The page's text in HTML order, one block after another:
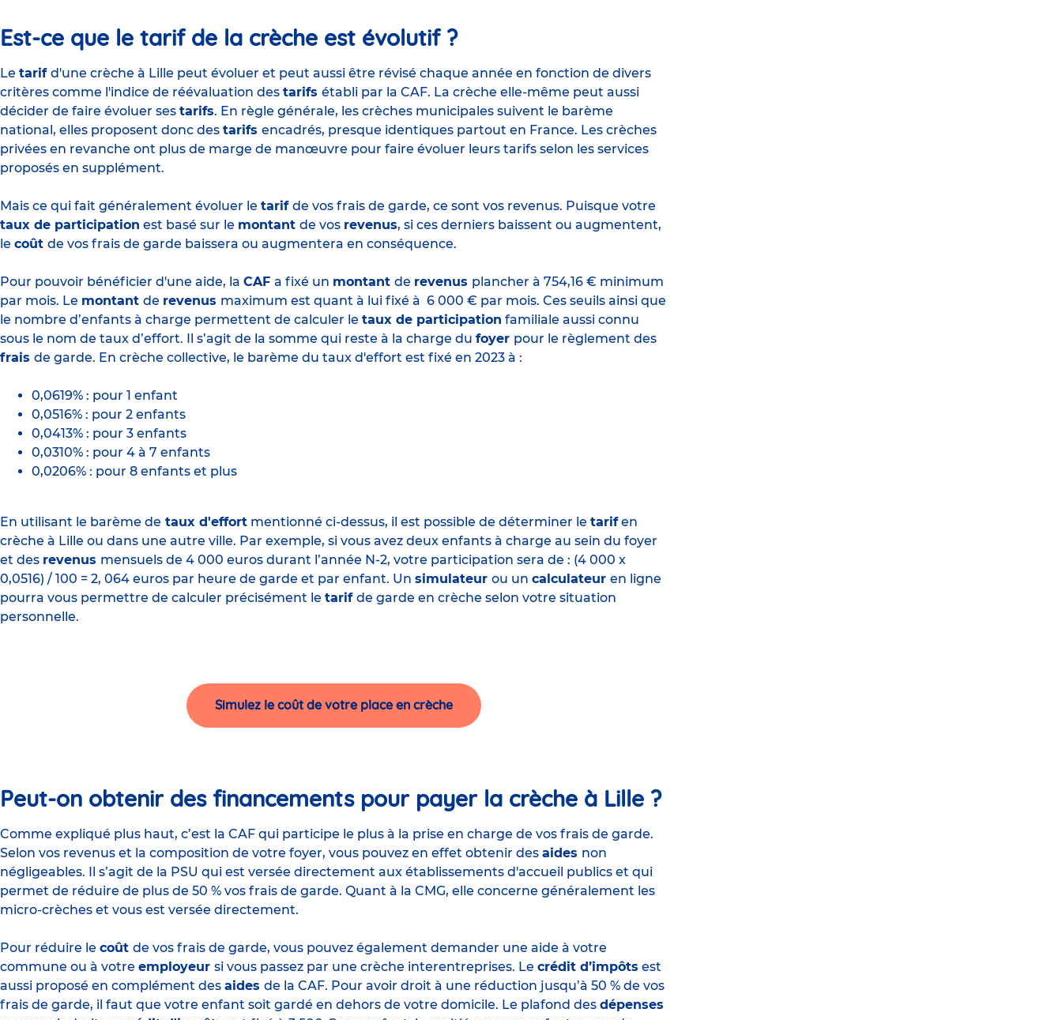
Est-ce que le tarif de la crèche est évolutif ?
Le tarif d'une crèche à Lille peut évoluer et peut aussi être révisé chaque année en fonction de divers
critères comme l'indice de réévaluation des tarifs établi par la CAF. La crèche elle-même peut aussi
décider de faire évoluer ses tarifs. En règle générale, les crèches municipales suivent le barème
national, elles proposent donc des tarifs encadrés, presque identiques partout en France. Les crèches
privées en revanche ont plus de marge de manœuvre pour faire évoluer leurs tarifs selon les services
proposés en supplément.
Mais ce qui fait généralement évoluer le tarif de vos frais de garde, ce sont vos revenus. Puisque votre
taux de participation est basé sur le montant de vos revenus, si ces derniers baissent ou augmentent,
le coût de vos frais de garde baissera ou augmentera en conséquence.
Pour pouvoir bénéficier d'une aide, la CAF a fixé un montant de revenus plancher à 754,16 € minimum
par mois. Le montant de revenus maximum est quant à lui fixé à 6 000 € par mois. Ces seuils ainsi que
le nombre d’enfants à charge permettent de calculer le taux de participation familiale aussi connu
sous le nom de taux d’effort. Il s’agit de la somme qui reste à la charge du foyer pour le règlement des
frais de garde. En crèche collective, le barème du taux d'effort est fixé en 2023 à :
0,0619% : pour 1 enfant
0,0516% : pour 2 enfants
0,0413% : pour 3 enfants
0,0310% : pour 4 à 7 enfants
0,0206% : pour 8 enfants et plus
En utilisant le barème de taux d'effort mentionné ci-dessus, il est possible de déterminer le tarifen
crèche à Lille ou dans une autre ville. Par exemple, si vous avez deux enfants à charge au sein du foyer
et des revenus mensuels de 4 000 euros durant l’année N-2, votre participation sera de : (4 000 x
0,0516) / 100 = 2, 064 euros par heure de garde et par enfant. Un simulateur ou un calculateur en ligne
pourra vous permettre de calculer précisément le tarif de garde en crèche selon votre situation
personnelle.
Simulez le coût de votre place en crèche
Peut-on obtenir des financements pour payer la crèche à Lille ?
Comme expliqué plus haut, c’est la CAF qui participe le plus à la prise en charge de vos frais de garde.
Selon vos revenus et la composition de votre foyer, vous pouvez en effet obtenir des aides non
négligeables. Il s’agit de la PSU qui est versée directement aux établissements d'accueil publics et qui
permet de réduire de plus de 50 % vos frais de garde. Quant à la CMG, elle concerne généralement les
micro-crèches et vous est versée directement.
Pour réduire le coût de vos frais de garde, vous pouvez également demander une aide à votre
commune ou à votre employeur si vous passez par une crèche interentreprises. Le crédit d’impôts est
aussi proposé en complément des aides de la CAF. Pour avoir droit à une réduction jusqu’à 50 % de vos
frais de garde, il faut que votre enfant soit gardé en dehors de votre domicile. Le plafond des dépenses